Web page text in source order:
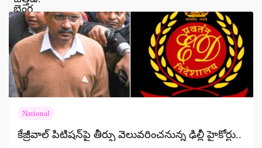
National
కేజ్రీవాల్ పిటిషన్‌పై తీర్పు వెలువరించనున్న ఢిల్లీ హైకోర్టు..